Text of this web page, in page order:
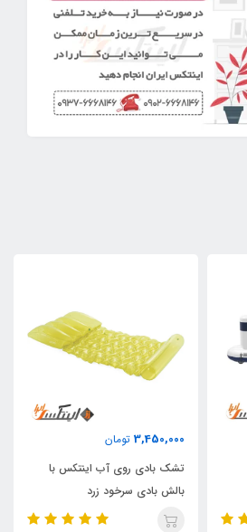
3,450,000 تومان
تشک بادی روی آب اینتکس با
بالش بادی سرخود زرد